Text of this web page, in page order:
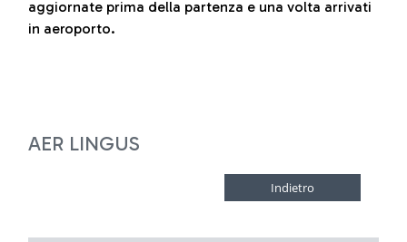
aggiornate prima della partenza e una volta arrivati
in aeroporto.
AER LINGUS